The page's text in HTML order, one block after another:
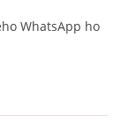
WhatsApp ho